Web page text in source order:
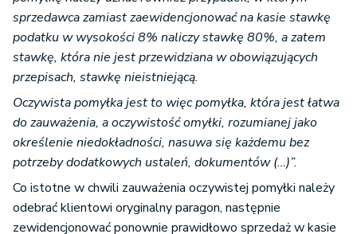
sprzedawca zamiast zaewidencjonować na kasie stawkę
podatku w wysokości 8% naliczy stawkę 80%, a zatem
stawkę, która nie jest przewidziana w obowiązujących
przepisach, stawkę nieistniejącą.
Oczywista pomyłka jest to więc pomyłka, która jest łatwa
do zauważenia, a oczywistość omyłki, rozumianej jako
określenie niedokładności, nasuwa się każdemu bez
potrzeby dodatkowych ustaleń, dokumentów (…)”.
Co istotne w chwili zauważenia oczywistej pomyłki należy
odebrać klientowi oryginalny paragon, następnie
zewidencjonować ponownie prawidłowo sprzedaż w kasie